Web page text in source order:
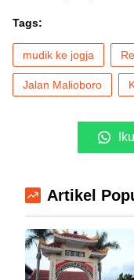
Tags:
mudik ke jogja
Jalan Malioboro
Artikel